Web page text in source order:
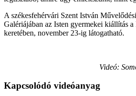
A székesfehérvári Szent István
Galériájában az Isten gyermekei kiállítás
keretében, november 23-ig látogatható.
Videó:
Kapcsolódó videóanyag